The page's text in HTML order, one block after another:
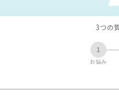
3つの
1
お悩み